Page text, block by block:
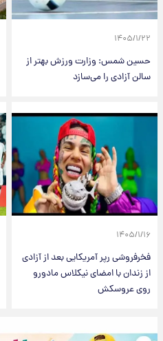
۱۴۰۵/۱/۲۲
حسین شمس: وزارت ورزش بهتر از
سالن آزادی را می‌سازد
۱۴۰۵/۱/۱۶
فخرفروشی رپر آمریکایی بعد از آزادی
از زندان با امضای نیکلاس مادورو
روی عروسکش